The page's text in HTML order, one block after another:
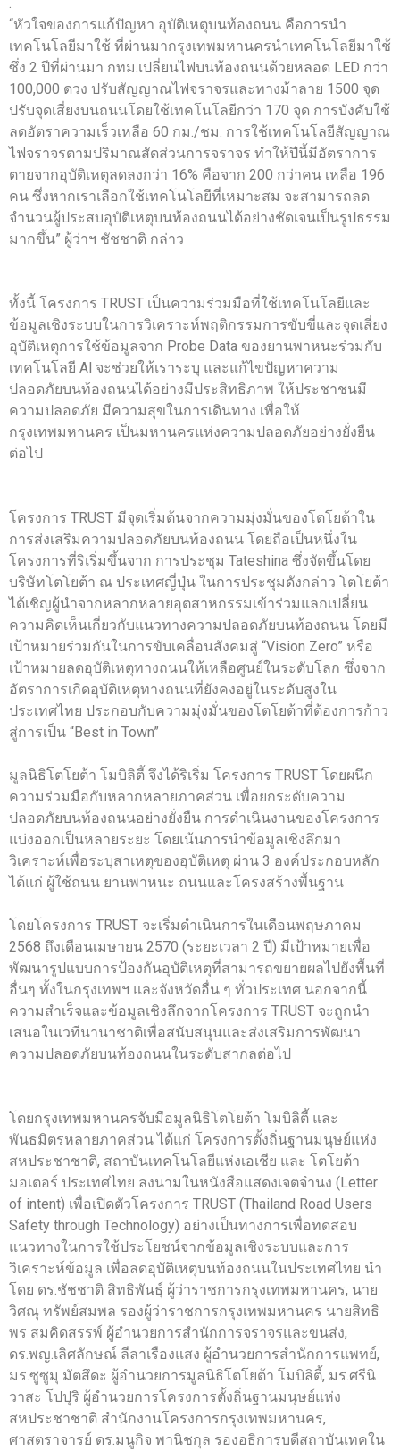
“หัวใจของการแก้ปัญหา อุบัติเหตุบนท้องถนน คือการนำ
เทคโนโลยีมาใช้ ที่ผ่านมากรุงเทพมหานครนำเทคโนโลยีมาใช้
ซึ่ง 2 ปีที่ผ่านมา กทม.เปลี่ยนไฟบนท้องถนนด้วยหลอด LED กว่า
100,000 ดวง ปรับสัญญาณไฟจราจรและทางม้าลาย 1500 จุด
ปรับจุดเสี่ยงบนถนนโดยใช้เทคโนโลยีกว่า 170 จุด การบังคับใช้
ลดอัตราความเร็วเหลือ 60 กม./ชม. การใช้เทคโนโลยีสัญญาณ
ไฟจราจรตามปริมาณสัดส่วนการจราจร ทำให้ปีนี้มีอัตราการ
ตายจากอุบัติเหตุลดลงกว่า 16% คือจาก 200 กว่าคน เหลือ 196
คน ซึ่งหากเราเลือกใช้เทคโนโลยีที่เหมาะสม จะสามารถลด
จำนวนผู้ประสบอุบัติเหตุบนท้องถนนได้อย่างชัดเจนเป็นรูปธรรม
มากขึ้น” ผู้ว่าฯ ชัชชาติ กล่าว
ทั้งนี้ โครงการ TRUST เป็นความร่วมมือที่ใช้เทคโนโลยีและ
ข้อมูลเชิงระบบในการวิเคราะห์พฤติกรรมการขับขี่และจุดเสี่ยง
อุบัติเหตุการใช้ข้อมูลจาก Probe Data ของยานพาหนะร่วมกับ
เทคโนโลยี Al จะช่วยให้เราระบุ และแก้ไขปัญหาความ
ปลอดภัยบนท้องถนนได้อย่างมีประสิทธิภาพ ให้ประชาชนมี
ความปลอดภัย มีความสุขในการเดินทาง เพื่อให้
กรุงเทพมหานคร เป็นมหานครแห่งความปลอดภัยอย่างยั่งยืน
ต่อไป
โครงการ TRUST มีจุดเริ่มต้นจากความมุ่งมั่นของโตโยต้าใน
การส่งเสริมความปลอดภัยบนท้องถนน โดยถือเป็นหนึ่งใน
โครงการที่ริเริ่มขึ้นจาก การประชุม Tateshina ซึ่งจัดขึ้นโดย
บริษัทโตโยต้า ณ ประเทศญี่ปุ่น ในการประชุมดังกล่าว โตโยต้า
ได้เชิญผู้นำจากหลากหลายอุตสาหกรรมเข้าร่วมแลกเปลี่ยน
ความคิดเห็นเกี่ยวกับแนวทางความปลอดภัยบนท้องถนน โดยมี
เป้าหมายร่วมกันในการขับเคลื่อนสังคมสู่ “Vision Zero” หรือ
เป้าหมายลดอุบัติเหตุทางถนนให้เหลือศูนย์ในระดับโลก ซึ่งจาก
อัตราการเกิดอุบัติเหตุทางถนนที่ยังคงอยู่ในระดับสูงใน
ประเทศไทย ประกอบกับความมุ่งมั่นของโตโยต้าที่ต้องการก้าว
สู่การเป็น “Best in Town”
มูลนิธิโตโยต้า โมบิลิตี้ จึงได้ริเริ่ม โครงการ TRUST โดยผนึก
ความร่วมมือกับหลากหลายภาคส่วน เพื่อยกระดับความ
ปลอดภัยบนท้องถนนอย่างยั่งยืน การดำเนินงานของโครงการ
แบ่งออกเป็นหลายระยะ โดยเน้นการนำข้อมูลเชิงลึกมา
วิเคราะห์เพื่อระบุสาเหตุของอุบัติเหตุ ผ่าน 3 องค์ประกอบหลัก
ได้แก่ ผู้ใช้ถนน ยานพาหนะ ถนนและโครงสร้างพื้นฐาน
โดยโครงการ TRUST จะเริ่มดำเนินการในเดือนพฤษภาคม
2568 ถึงเดือนเมษายน 2570 (ระยะเวลา 2 ปี) มีเป้าหมายเพื่อ
พัฒนารูปแบบการป้องกันอุบัติเหตุที่สามารถขยายผลไปยังพื้นที่
อื่นๆ ทั้งในกรุงเทพฯ และจังหวัดอื่น ๆ ทั่วประเทศ นอกจากนี้
ความสำเร็จและข้อมูลเชิงลึกจากโครงการ TRUST จะถูกนำ
เสนอในเวทีนานาชาติเพื่อสนับสนุนและส่งเสริมการพัฒนา
ความปลอดภัยบนท้องถนนในระดับสากลต่อไป
โดยกรุงเทพมหานครจับมือมูลนิธิโตโยต้า โมบิลิตี้ และ
พันธมิตรหลายภาคส่วน ได้แก่ โครงการตั้งถิ่นฐานมนุษย์แห่ง
สหประชาชาติ, สถาบันเทคโนโลยีแห่งเอเชีย และ โตโยต้า
มอเตอร์ ประเทศไทย ลงนามในหนังสือแสดงเจตจำนง (Letter
of intent) เพื่อเปิดตัวโครงการ TRUST (Thailand Road Users
Safety through Technology) อย่างเป็นทางการเพื่อทดสอบ
แนวทางในการใช้ประโยชน์จากข้อมูลเชิงระบบและการ
วิเคราะห์ข้อมูล เพื่อลดอุบัติเหตุบนท้องถนนในประเทศไทย นำ
โดย ดร.ชัชชาติ สิทธิพันธุ์ ผู้ว่าราชการกรุงเทพมหานคร, นาย
วิศณุ ทรัพย์สมพล รองผู้ว่าราชการกรุงเทพมหานคร นายสิทธิ
พร สมคิดสรรพ์ ผู้อำนวยการสำนักการจราจรและขนส่ง,
ดร.พญ.เลิศลักษณ์ ลีลาเรืองแสง ผู้อำนวยการสำนักการแพทย์,
มร.ซูซูมุ มัตสึดะ ผู้อำนวยการมูลนิธิโตโยต้า โมบิลิตี้, มร.ศรีนิ
วาสะ โปปุริ ผู้อำนวยการโครงการตั้งถิ่นฐานมนุษย์แห่ง
สหประชาชาติ สำนักงานโครงการกรุงเทพมหานคร,
ศาสตราจารย์ ดร.มนูกิจ พานิชกุล รองอธิการบดีสถาบันเทคใน